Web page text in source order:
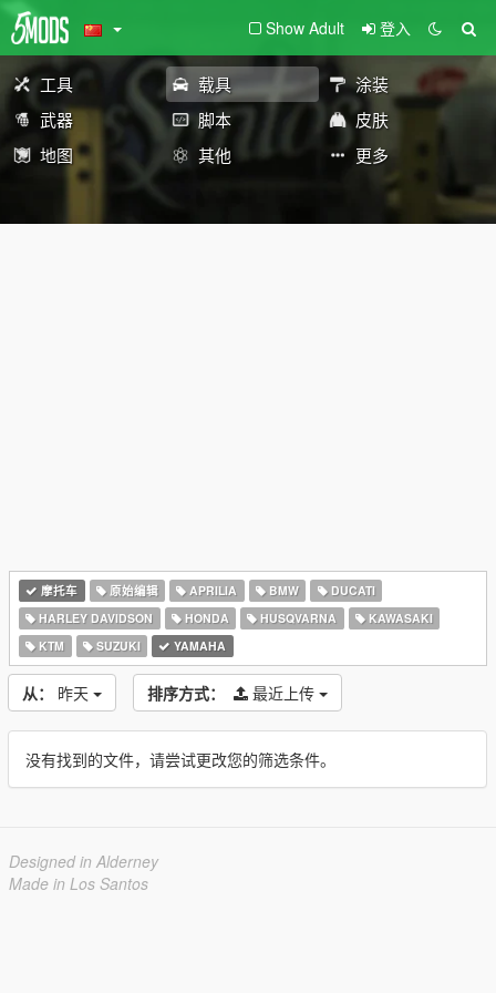
Show Adult 登入
工具 载具
涂装
武器
脚本
皮肤
地图
其他 更多
摩托车 原始编辑 APRILIA BMW
DUCATI
HARLEY DAVIDSON
HONDA HUSQVARNA
KAWASAKI
KTM
SUZUKI YAMAHA
从： 昨天 排序方式： 最近上传
没有找到的文件，请尝试更改您的筛选条件。
Designed in Alderney
Made in Los Santos